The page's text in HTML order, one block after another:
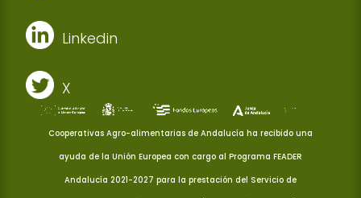
Linkedin
X
Cooperativas Agro-alimentarias de Andalucía ha recibido una
ayuda de la Unión Europea con cargo al Programa FEADER
Andalucía 2021-2027 para la prestación del Servicio de